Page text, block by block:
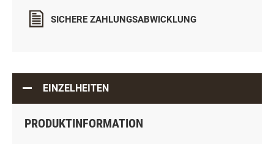
SICHERE ZAHLUNGSABWICKLUNG
EINZELHEITEN
PRODUKTINFORMATION